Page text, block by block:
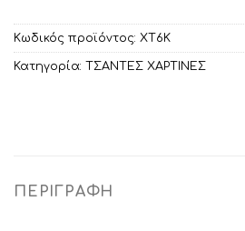
Κωδικός προϊόντος: ΧΤ6Κ
Κατηγορία: ΤΣΑΝΤΕΣ ΧΑΡΤΙΝΕΣ
ΠΕΡΙΓΡΑΦΉ